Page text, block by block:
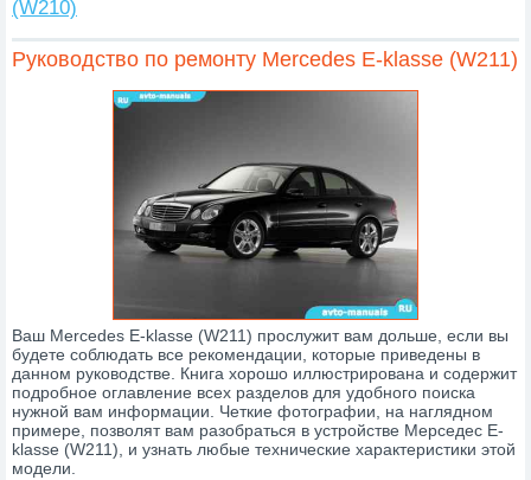
(W210)
Руководство по ремонту Mercedes E-klasse (W211)
Ваш Mercedes E-klasse (W211) прослужит вам дольше, если вы
будете соблюдать все рекомендации, которые приведены в
данном руководстве. Книга хорошо иллюстрирована и содержит
подробное оглавление всех разделов для удобного поиска
нужной вам информации. Четкие фотографии, на наглядном
примере, позволят вам разобраться в устройстве Мерседес E-
klasse (W211), и узнать любые технические характеристики этой
модели.